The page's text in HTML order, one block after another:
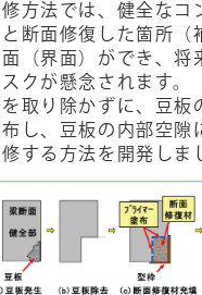
方法では、健全なコ
断面修復した箇所（
（界面）ができ、将
クが懸念されます。
取り除かずに、豆板
し、豆板の内部空隙
する方法を開発しま